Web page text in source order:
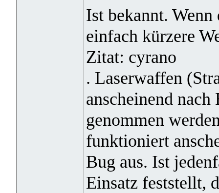
Ist bekannt.
einfach kürzere
Zitat: cyrano
. Laserwaffen
anscheinend
genommen
funktioniert
Bug aus. Ist
Einsatz feststellt,